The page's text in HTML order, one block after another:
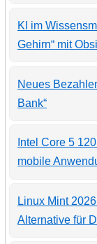
KI im
Gehirn“ mit
Neues
Bank“
Intel Core 5
mobile
Linux Mint
Alternative für